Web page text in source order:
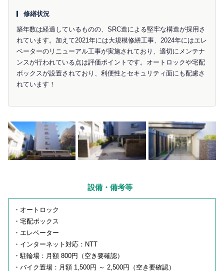
修繕状況
築年数は経過しているものの、SRC造による堅牢な構造が採用さ
れています。加えて2021年には大規模修繕工事、2024年にはエレ
ベーターのリニューアル工事が実施されており、適切にメンテナ
ンスが行われている点は評価ポイントです。オートロックや宅配
ボックスが設置されており、利便性とセキュリティ面にも配慮さ
れています！
設備・備考等
・オートロック
・宅配ボックス
・エレベーター
・インターネット対応：NTT
・駐輪場：月額 800円（空き要確認）
・バイク置場：月額 1,500円 ～ 2,500円（空き要確認）